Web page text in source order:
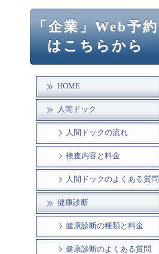
「企業」Web予約
はこちらから
HOME
人間ドック
人間ドックの流れ
検査内容と料金
人間ドックのよくある質問
健康診断
健康診断の種類と料金
健康診断のよくある質問